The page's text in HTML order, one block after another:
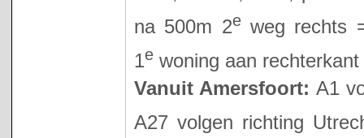
na 500m 2eweg rechts
1e woning aan
Vanuit Amersfoort:A1
A27 volgen richting